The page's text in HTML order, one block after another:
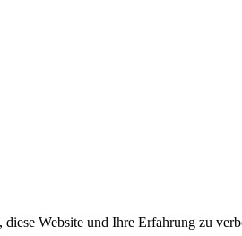
Website und Ihre Erfahrung zu